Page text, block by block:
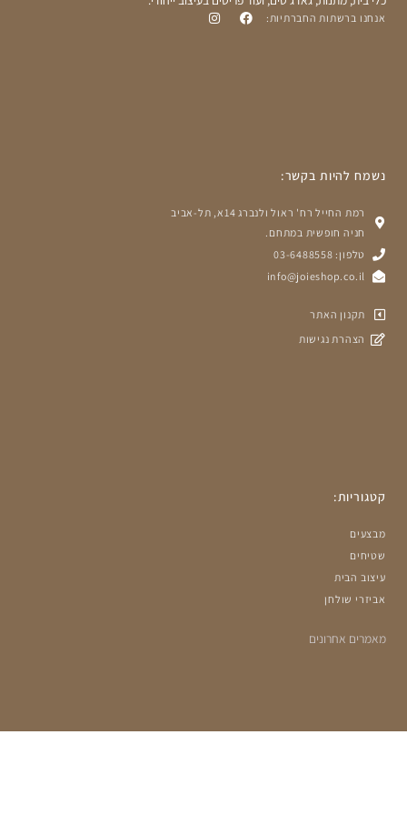
אנחנו ברשתות החברתיות:
נשמח להיות בקשר:
רמת החייל רח' ראול ולנברג 14א, תל-אביב
חניה חופשית במתחם.
טלפון: 03-6488558
info@joieshop.co.il
תקנון האתר
הצהרת נגישות
קטגוריות:
מבצעים
שטיחים
עיצוב הבית
אביזרי שולחן
מאמרים אחרונים